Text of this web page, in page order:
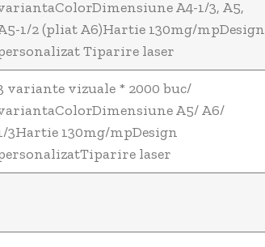
A4-1/3, A5,
1/2 (pliat A6)Hartie 130mg/mpDesign
Tiparire laser
variante vizuale * 2000 buc/
A5/ A6/
3Hartie 130mg/mpDesign
laser